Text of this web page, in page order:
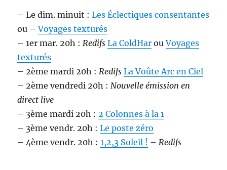
– Le dim. minuit :Les Éclectiques consentantes
ou –Voyages texturés
– 1er mar. 20h :Redifs La ColdHar ouVoyages
texturés
– 2ème mardi 20h :Redifs La Voûte Arc en Ciel
– 2ème vendredi 20h :Nouvelle émission en
direct live
– 3ème mardi 20h :2 Colonnes à la 1
– 3ème vendr. 20h :Le poste zéro
– 4ème vendr. 20h :1,2,3 Soleil ! –Redifs